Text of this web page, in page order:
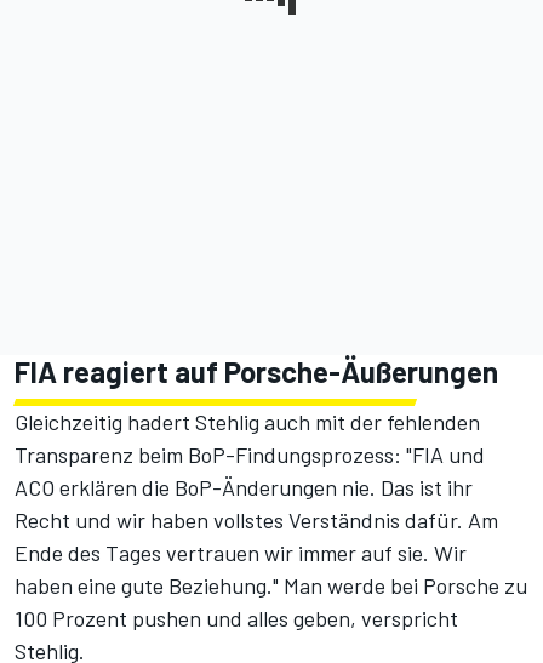
FIA reagiert auf Porsche-Äußerungen
Gleichzeitig hadert Stehlig auch mit der fehlenden
Transparenz beim BoP-Findungsprozess: "FIA und
ACO erklären die BoP-Änderungen nie. Das ist ihr
Recht und wir haben vollstes Verständnis dafür. Am
Ende des Tages vertrauen wir immer auf sie. Wir
haben eine gute Beziehung." Man werde bei Porsche zu
100 Prozent pushen und alles geben, verspricht
Stehlig.